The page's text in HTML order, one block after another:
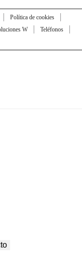
Política de cookies
W
Teléfonos